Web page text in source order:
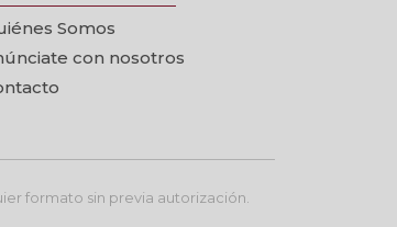
Somos
con nosotros
formato sin previa autorización.